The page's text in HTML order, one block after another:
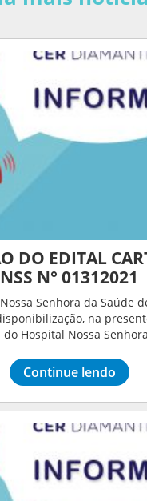
DO EDITAL
N° 01312021
Senhora da Saúde
na
Hospital Nossa
Continue lendo